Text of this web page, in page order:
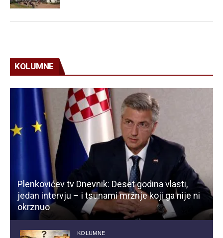
KOLUMNE
Plenkovićev tv Dnevnik: Deset godina vlasti,
jedan intervju – i tsunami mržnje koji ga nije ni
okrznuo
KOLUMNE